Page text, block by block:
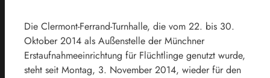
Die Clermont-Ferrand-Turnhalle, die vom 22. bis 30.
Oktober 2014 als Außenstelle der Münchner
Erstaufnahmeeinrichtung für Flüchtlinge genutzt wurde,
steht seit Montag, 3. November 2014, wieder für den